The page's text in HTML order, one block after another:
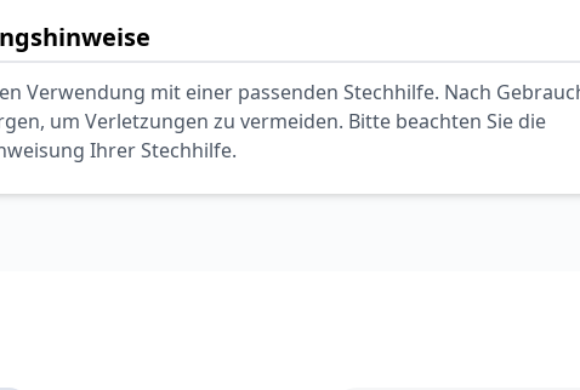
Verwendung mit einer passenden Stechhilfe. Nach
um Verletzungen zu vermeiden. Bitte beachten Sie die
Ihrer Stechhilfe.